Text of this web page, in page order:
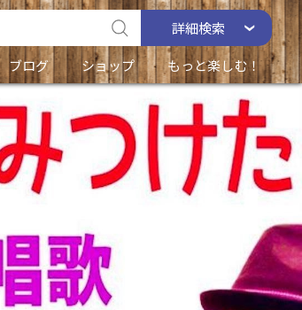
詳細検索
ブログ ショップ もっと楽しむ！